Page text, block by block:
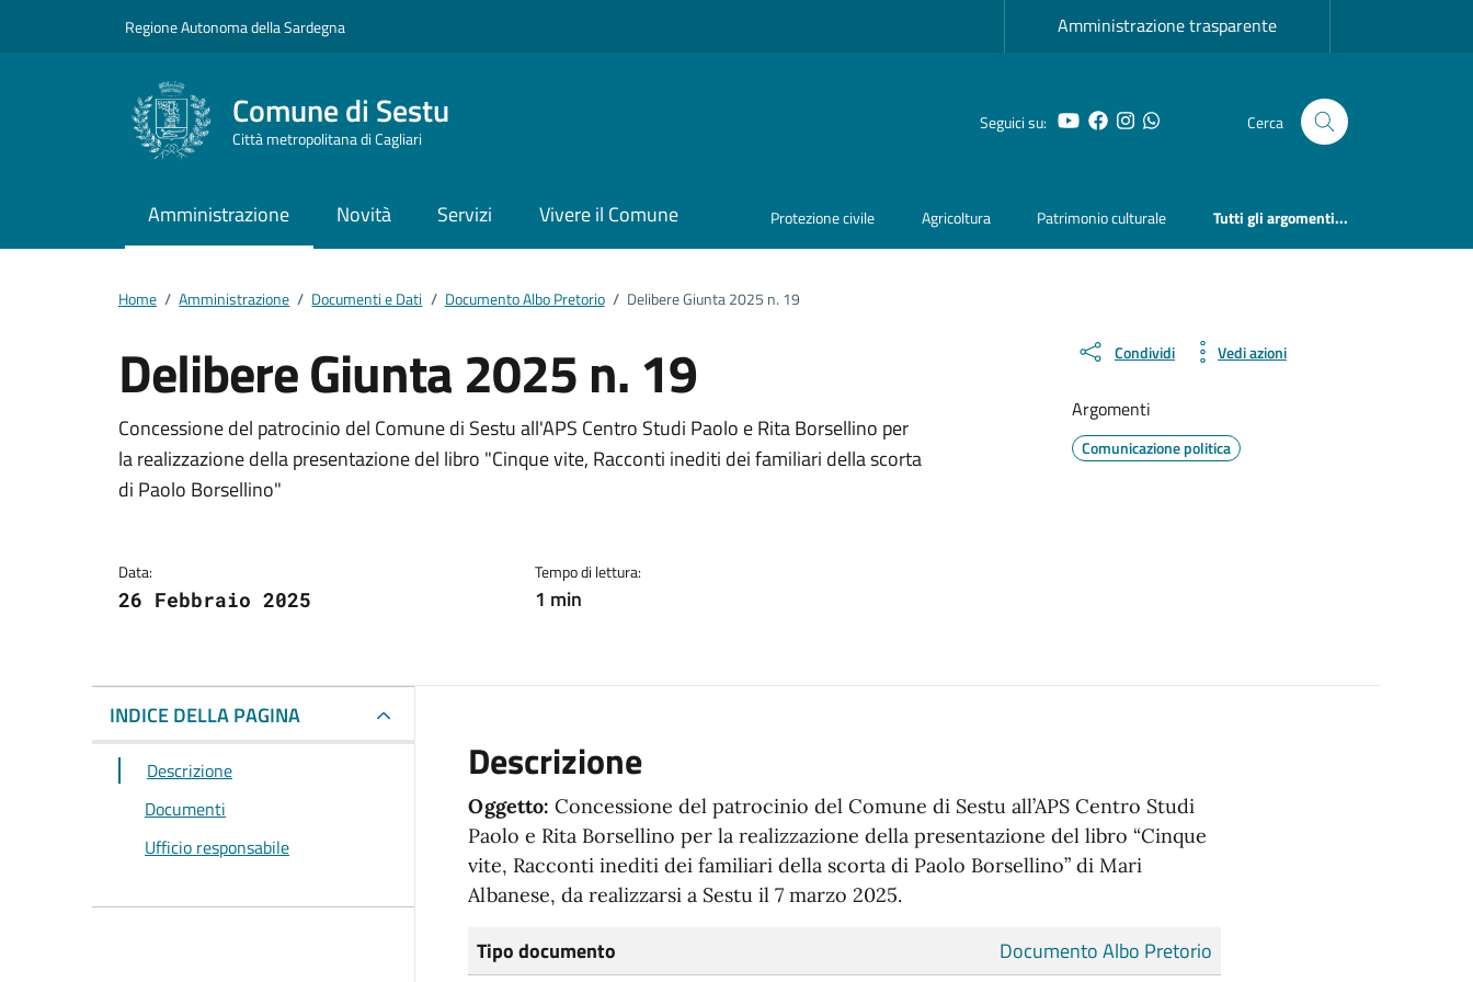
Regione Autonoma della Sardegna Amministrazione trasparente
Comune di Sestu
Città metropolitana di Cagliari
Seguici su: YouTube
Facebook
Instagram
Whatsapp Cerca
Amministrazione Novità Servizi Vivere il Comune Protezione civile Agricoltura Patrimonio culturale Tutti gli argomenti...
Home / Amministrazione / Documenti e Dati / Documento Albo Pretorio / Delibere Giunta 2025 n. 19
Delibere Giunta 2025 n. 19
Dettagli del documento
Concessione del patrocinio del Comune di Sestu all'APS Centro Studi Paolo e Rita Borsellino per
la realizzazione della presentazione del libro "Cinque vite, Racconti inediti dei familiari della scorta
di Paolo Borsellino"
Data:
26 Febbraio 2025
Tempo di lettura:
1 min
Condividi Vedi azioni
Argomenti
Comunicazione politica
INDICE DELLA PAGINA
Descrizione
Documenti
Ufficio responsabile
Descrizione
Oggetto: Concessione del patrocinio del Comune di Sestu all’APS Centro Studi
Paolo e Rita Borsellino per la realizzazione della presentazione del libro “Cinque
vite, Racconti inediti dei familiari della scorta di Paolo Borsellino” di Mari
Albanese, da realizzarsi a Sestu il 7 marzo 2025.
Tipo documento
Documento Albo Pretorio